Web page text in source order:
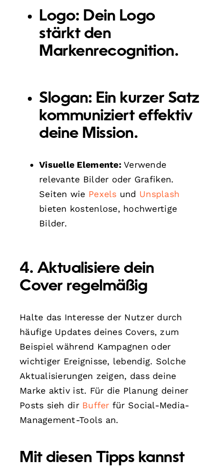
Logo: Dein Logo
stärkt den
Markenrecognition.
Slogan: Ein kurzer Satz
kommuniziert effektiv
deine Mission.
Visuelle Elemente:Verwende
relevante Bilder oder Grafiken.
Seiten wie Pexels und Unsplash
bieten kostenlose, hochwertige
Bilder.
4. Aktualisiere dein
Cover regelmäßig
Halte das Interesse der Nutzer durch
häufige Updates deines Covers, zum
Beispiel während Kampagnen oder
wichtiger Ereignisse, lebendig. Solche
Aktualisierungen zeigen, dass deine
Marke aktiv ist. Für die Planung deiner
Posts sieh dir Buffer für Social-Media-
Management-Tools an.
Mit diesen Tipps kannst